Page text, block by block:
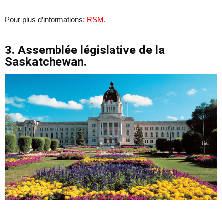
Pour plus d’informations: RSM.
3. Assemblée législative de la
Saskatchewan.